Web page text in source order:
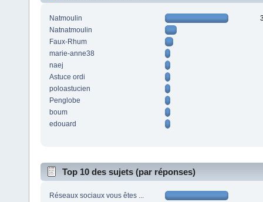
Natmoulin
Natnatmoulin
Faux-Rhum
marie-anne38
naej
Astuce ordi
poloastucien
Penglobe
boum
edouard
Top 10 des sujets (par réponses)
Réseaux sociaux vous êtes ...